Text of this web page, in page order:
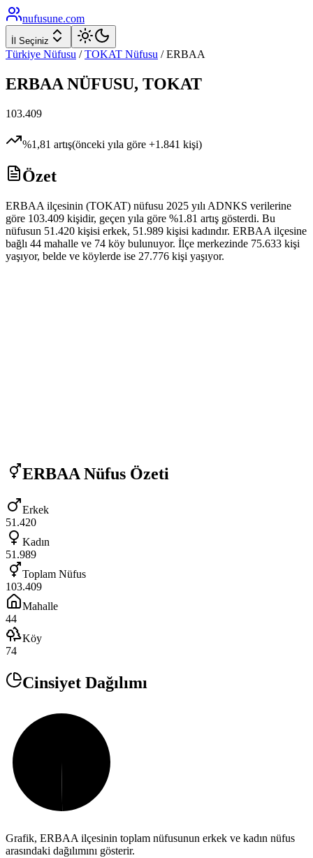
nufusune.com
İl Seçiniz
Türkiye Nüfusu / TOKAT Nüfusu /ERBAA
ERBAA NÜFUSU, TOKAT
103.409
%1,81 artış(önceki yıla göre +1.841 kişi)
Özet
ERBAA ilçesinin (TOKAT) nüfusu 2025 yılı ADNKS verilerine
göre 103.409 kişidir, geçen yıla göre %1.81 artış gösterdi. Bu
nüfusun 51.420 kişisi erkek, 51.989 kişisi kadındır. ERBAA ilçesine
bağlı 44 mahalle ve 74 köy bulunuyor. İlçe merkezinde 75.633 kişi
yaşıyor, belde ve köylerde ise 27.776 kişi yaşıyor.
ERBAA Nüfus Özeti
Erkek
51.420
Kadın
51.989
Toplam Nüfus
103.409
Mahalle
44
Köy
74
Cinsiyet Dağılımı
Grafik, ERBAA ilçesinin toplam nüfusunun erkek ve kadın nüfus
arasındaki dağılımını gösterir.